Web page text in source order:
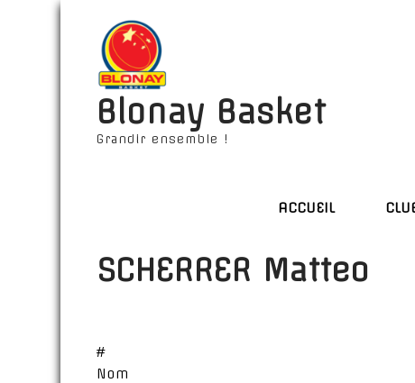
Blonay Basket
Grandir ensemble !
ACCUEIL
SCHERRER Matteo
#
Nom